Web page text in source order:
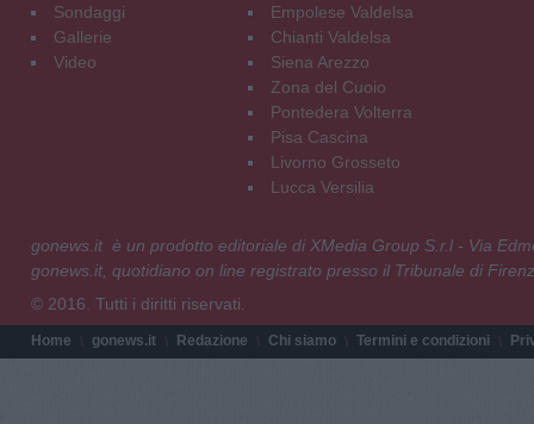
Sondaggi
Gallerie
Video
Empolese Valdelsa
Chianti Valdelsa
Siena Arezzo
Zona del Cuoio
Pontedera Volterra
Pisa Cascina
Livorno Grosseto
Lucca Versilia
gonews.it è un prodotto editoriale di XMedia Group S.r.l - Via
gonews.it, quotidiano on line registrato presso il Tribunale di
© 2016. Tutti i diritti riservati.
Home gonews.it Redazione Chi siamo Termini e condizioni